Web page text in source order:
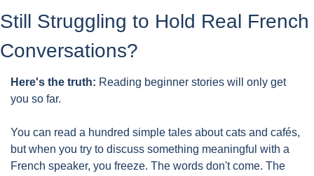
Still Struggling to Hold Real French
Conversations?
Here's the truth: Reading beginner stories will only get
you so far.
You can read a hundred simple tales about cats and cafés,
but when you try to discuss something meaningful with a
French speaker, you freeze. The words don't come. The